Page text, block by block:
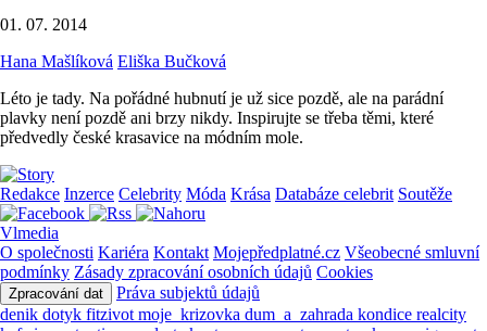
01. 07. 2014
Hana Mašlíková Eliška Bučková
Léto je tady. Na pořádné hubnutí je už sice pozdě, ale na parádní
plavky není pozdě ani brzy nikdy. Inspirujte se třeba těmi, které
předvedly české krasavice na módním mole.
Redakce Inzerce Celebrity Móda Krása Databáze celebrit Soutěže
Vlmedia
O společnosti Kariéra Kontakt Mojepředplatné.cz Všeobecné smluvní
podmínky Zásady zpracování osobních údajů Cookies
Zpracování dat
Práva subjektů údajů
denik dotyk fitzivot moje_krizovka dum_a_zahrada kondice realcity